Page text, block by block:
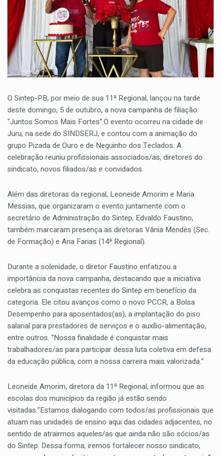
O Sintep-PB, por meio de sua 11ª Regional, lançou na tarde
deste domingo, 5 de outubro, a nova campanha de filiação:
“Juntos Somos Mais Fortes”.O evento ocorreu na cidade de
Juru, na sede do SINDSERJ, e contou com a animação do
grupo Pizada de Ouro e de Neguinho dos Teclados. A
celebração reuniu profissionais associados/as, diretores do
sindicato, novos filiados/as e convidados.
Além das diretoras da regional, Leoneide Amorim e Maria
Messias, que organizaram o evento juntamente com o
secretário de Administração do Sintep, Edvaldo Faustino,
também marcaram presença as diretoras Vânia Mendes (Sec.
de Formação) e Ana Farias (14ª Regional).
Durante a solenidade, o diretor Faustino enfatizou a
importância da nova campanha, destacando que a iniciativa
celebra as conquistas recentes do Sintep em benefício da
categoria. Ele citou avanços como o novo PCCR, a Bolsa
Desempenho para aposentados(as), a implantação do piso
salarial para prestadores de serviços e o auxílio-alimentação,
entre outros. “Nossa finalidade é conquistar mais
trabalhadores/as para participar dessa luta coletiva em defesa
da educação pública, com a nossa carreira mais valorizada.”
Leoneide Amorim, diretora da 11ª Regional, informou que as
escolas dos municípios da região já estão sendo
visitadas.”Estamos dialogando com todos/as profissionais que
atuam nas unidades de ensino aqui das cidades adjacentes, no
sentido de atrairmos aqueles/as que ainda não são sócios/as
do Sintep. Dessa forma, iremos fortalecer nosso sindicato,